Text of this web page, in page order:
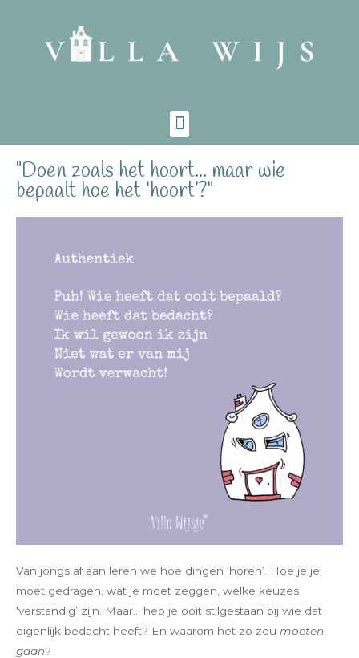
"Doen zoals het hoort... maar wie
bepaalt hoe het ‘hoort’?"
Van jongs af aan leren we hoe dingen ‘horen’. Hoe je je
moet gedragen, wat je moet zeggen, welke keuzes
‘verstandig’ zijn. Maar… heb je ooit stilgestaan bij wie dat
eigenlijk bedacht heeft? En waarom het zo zou moeten
gaan?